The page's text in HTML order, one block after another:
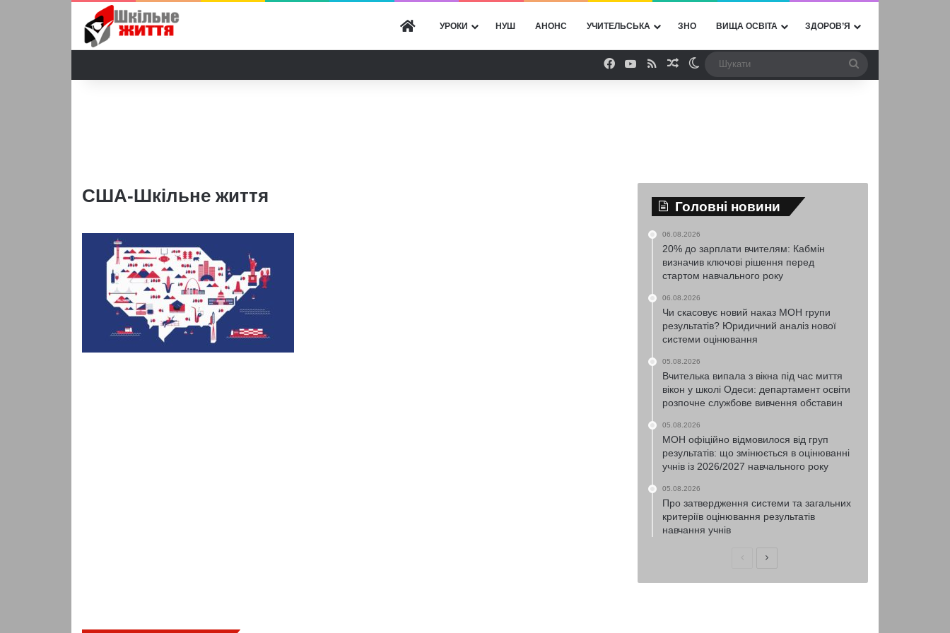
ГОЛОВНА
УРОКИ НУШ АНОНС УЧИТЕЛЬСЬКА ЗНО ВИЩА ОСВІТА ЗДОРОВ’Я
Facebook
YouTube
RSSВипадкова стаття
Switch skin
США-Шкільне життя
Головні новини
06.08.2026
20% до зарплати вчителям: Кабмін
визначив ключові рішення перед
стартом навчального року
06.08.2026
Чи скасовує новий наказ МОН групи
результатів? Юридичний аналіз нової
системи оцінювання
05.08.2026
Вчителька випала з вікна під час миття
вікон у школі Одеси: департамент освіти
розпочне службове вивчення обставин
05.08.2026
МОН офіційно відмовилося від груп
результатів: що змінюється в оцінюванні
учнів із 2026/2027 навчального року
05.08.2026
Про затвердження системи та загальних
критеріїв оцінювання результатів
навчання учнів
ПопередняНаступна